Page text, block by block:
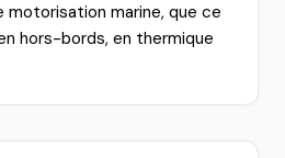
motorisation marine, que ce
hors-bords, en thermique